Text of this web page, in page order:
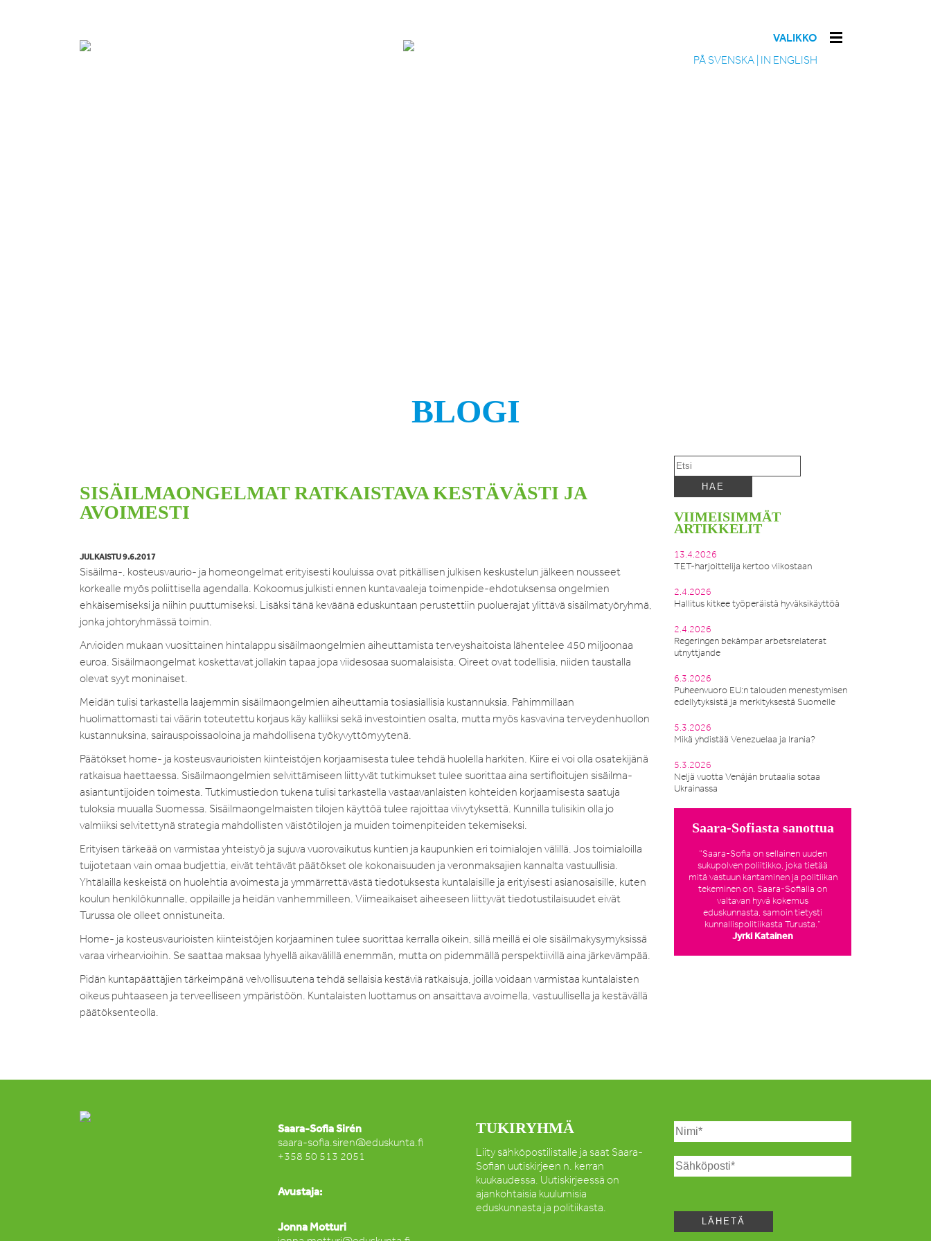
PÅ SVENSKA IN ENGLISH
VALIKKO
BLOGI
SISÄILMAONGELMAT RATKAISTAVA KESTÄVÄSTI JA
AVOIMESTI
JULKAISTU 9.6.2017
Sisäilma-, kosteusvaurio- ja homeongelmat erityisesti kouluissa ovat pitkällisen julkisen keskustelun jälkeen nousseet
korkealle myös poliittisella agendalla. Kokoomus julkisti ennen kuntavaaleja toimenpide-ehdotuksensa ongelmien
ehkäisemiseksi ja niihin puuttumiseksi. Lisäksi tänä keväänä eduskuntaan perustettiin puoluerajat ylittävä sisäilmatyöryhmä,
jonka johtoryhmässä toimin.
Arvioiden mukaan vuosittainen hintalappu sisäilmaongelmien aiheuttamista terveyshaitoista lähentelee 450 miljoonaa
euroa. Sisäilmaongelmat koskettavat jollakin tapaa jopa viidesosaa suomalaisista. Oireet ovat todellisia, niiden taustalla
olevat syyt moninaiset.
Meidän tulisi tarkastella laajemmin sisäilmaongelmien aiheuttamia tosiasiallisia kustannuksia. Pahimmillaan
huolimattomasti tai väärin toteutettu korjaus käy kalliiksi sekä investointien osalta, mutta myös kasvavina terveydenhuollon
kustannuksina, sairauspoissaoloina ja mahdollisena työkyvyttömyytenä.
Päätökset home- ja kosteusvaurioisten kiinteistöjen korjaamisesta tulee tehdä huolella harkiten. Kiire ei voi olla osatekijänä
ratkaisua haettaessa. Sisäilmaongelmien selvittämiseen liittyvät tutkimukset tulee suorittaa aina sertifioitujen sisäilma-
asiantuntijoiden toimesta. Tutkimustiedon tukena tulisi tarkastella vastaavanlaisten kohteiden korjaamisesta saatuja
tuloksia muualla Suomessa. Sisäilmaongelmaisten tilojen käyttöä tulee rajoittaa viivytyksettä. Kunnilla tulisikin olla jo
valmiiksi selvitettynä strategia mahdollisten väistötilojen ja muiden toimenpiteiden tekemiseksi.
Erityisen tärkeää on varmistaa yhteistyö ja sujuva vuorovaikutus kuntien ja kaupunkien eri toimialojen välillä. Jos toimialoilla
tuijotetaan vain omaa budjettia, eivät tehtävät päätökset ole kokonaisuuden ja veronmaksajien kannalta vastuullisia.
Yhtälailla keskeistä on huolehtia avoimesta ja ymmärrettävästä tiedotuksesta kuntalaisille ja erityisesti asianosaisille, kuten
koulun henkilökunnalle, oppilaille ja heidän vanhemmilleen. Viimeaikaiset aiheeseen liittyvät tiedotustilaisuudet eivät
Turussa ole olleet onnistuneita.
Home- ja kosteusvaurioisten kiinteistöjen korjaaminen tulee suorittaa kerralla oikein, sillä meillä ei ole sisäilmakysymyksissä
varaa virhearvioihin. Se saattaa maksaa lyhyellä aikavälillä enemmän, mutta on pidemmällä perspektiivillä aina järkevämpää.
Pidän kuntapäättäjien tärkeimpänä velvollisuutena tehdä sellaisia kestäviä ratkaisuja, joilla voidaan varmistaa kuntalaisten
oikeus puhtaaseen ja terveelliseen ympäristöön. Kuntalaisten luottamus on ansaittava avoimella, vastuullisella ja kestävällä
päätöksenteolla.
VIIMEISIMMÄT
ARTIKKELIT
13.4.2026
TET-harjoittelija kertoo viikostaan
2.4.2026
Hallitus kitkee työperäistä hyväksikäyttöä
2.4.2026
Regeringen bekämpar arbetsrelaterat
utnyttjande
6.3.2026
Puheenvuoro EU:n talouden menestymisen
edellytyksistä ja merkityksestä Suomelle
5.3.2026
Mikä yhdistää Venezuelaa ja Irania?
5.3.2026
Neljä vuotta Venäjän brutaalia sotaa
Ukrainassa
Saara-Sofiasta sanottua
”Saara-Sofia on sellainen uuden
sukupolven poliitikko, joka tietää
mitä vastuun kantaminen ja politiikan
tekeminen on. Saara-Sofialla on
valtavan hyvä kokemus
eduskunnasta, samoin tietysti
kunnallispolitiikasta Turusta.”
Jyrki Katainen
Saara-Sofia Sirén
saara-sofia.siren@eduskunta.fi
+358 50 513 2051
Avustaja:
Jonna Motturi
TUKIRYHMÄ
Liity sähköpostilistalle ja saat Saara-
Sofian uutiskirjeen n. kerran
kuukaudessa. Uutiskirjeessä on
ajankohtaisia kuulumisia
eduskunnasta ja politiikasta.